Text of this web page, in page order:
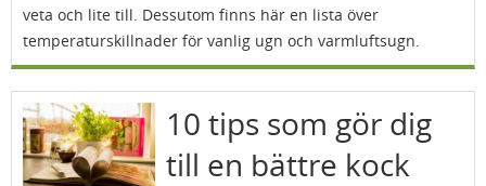
veta och lite till. Dessutom finns här en lista över
temperaturskillnader för vanlig ugn och varmluftsugn.
10 tips som gör dig
till en bättre kock